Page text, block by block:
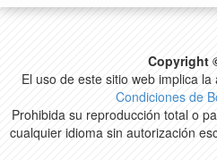
Copyright
El uso de este sitio web implica
Condiciones de
Prohibida su reproducción total o
cualquier idioma sin autorización